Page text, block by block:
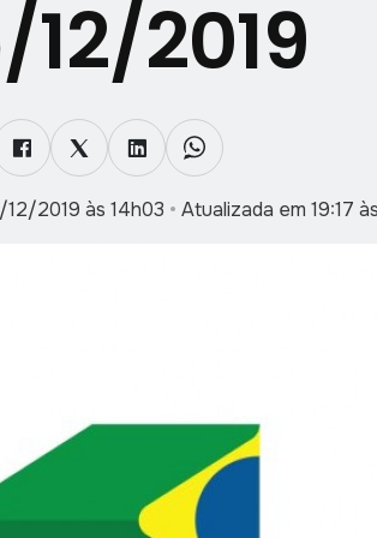
2019
2019 às 14h03 • Atualizada em 19:17